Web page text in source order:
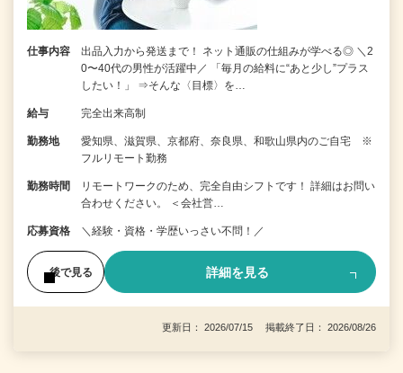
仕事内容
出品入力から発送まで！ ネット通販の仕組みが学べる◎ ＼2
0〜40代の男性が活躍中／ 「毎月の給料に“あと少し”プラス
したい！」 ⇒そんな〈目標〉を…
給与 完全出来高制
勤務地
愛知県、滋賀県、京都府、奈良県、和歌山県内のご自宅 ※
フルリモート勤務
勤務時間
リモートワークのため、完全自由シフトです！ 詳細はお問い
合わせください。 ＜会社営…
応募資格 ＼経験・資格・学歴いっさい不問！／
後で見る 詳細を見る
更新日： 2026/07/15 掲載終了日： 2026/08/26